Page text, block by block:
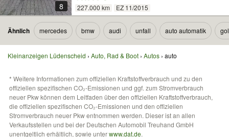
8 227.000 km EZ 11/2015
Ähnlich mercedes bmw audi unfall auto automatik
Kleinanzeigen Lüdenscheid Auto, Rad & Boot Autos auto
* Weitere Informationen zum offiziellen Kraftstoffverbrauch und zu den
offiziellen spezifischen CO₂-Emissionen und ggf. zum Stromverbrauch
neuer Pkw können dem Leitfaden über den offiziellen Kraftstoffverbrauch,
die offiziellen spezifischen CO₂-Emissionen und den offiziellen
Stromverbrauch neuer Pkw entnommen werden. Dieser ist an allen
Verkaufsstellen und bei der Deutschen Automobil Treuhand GmbH
unentgeltlich erhältlich, sowie unterwww.dat.de.